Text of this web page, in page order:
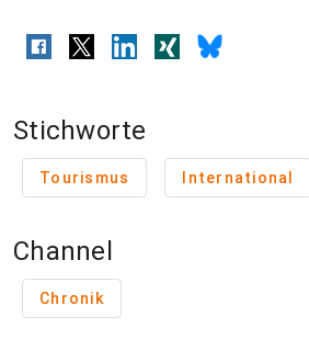
Stichworte
Tourismus International
Channel
Chronik